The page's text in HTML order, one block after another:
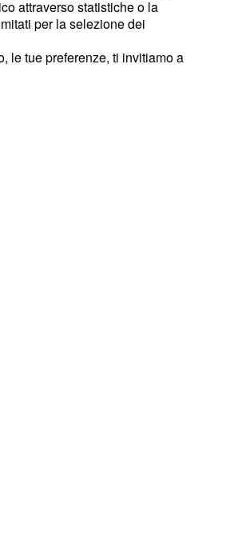
attraverso statistiche o la
per la selezione dei
le tue preferenze, ti invitiamo a